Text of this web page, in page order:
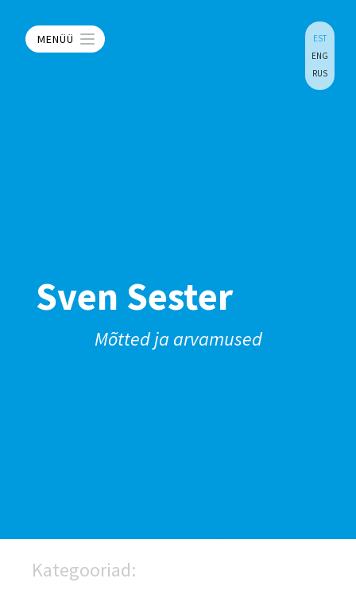
MENÜÜ
EST
ENG
RUS
Sven Sester
Mõtted ja arvamused
Kategooriad: